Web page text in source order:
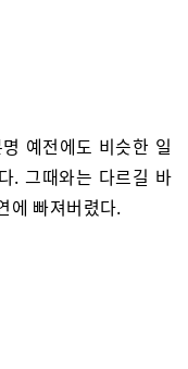
예전에도 비슷한 일
. 그때와는 다르길 바
에 빠져버렸다.